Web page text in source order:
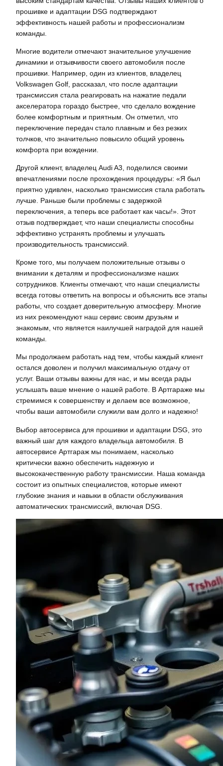
прошивке и адаптации DSG подтверждают
эффективность нашей работы и профессионализм
команды.
Многие водители отмечают значительное улучшение
динамики и отзывчивости своего автомобиля после
прошивки. Например, один из клиентов, владелец
Volkswagen Golf, рассказал, что после адаптации
трансмиссия стала реагировать на нажатие педали
акселератора гораздо быстрее, что сделало вождение
более комфортным и приятным. Он отметил, что
переключение передач стало плавным и без резких
толчков, что значительно повысило общий уровень
комфорта при вождении.
Другой клиент, владелец Audi A3, поделился своими
впечатлениями после прохождения процедуры: «Я был
приятно удивлен, насколько трансмиссия стала работать
лучше. Раньше были проблемы с задержкой
переключения, а теперь все работает как часы!». Этот
отзыв подтверждает, что наши специалисты способны
эффективно устранять проблемы и улучшать
производительность трансмиссий.
Кроме того, мы получаем положительные отзывы о
внимании к деталям и профессионализме наших
сотрудников. Клиенты отмечают, что наши специалисты
всегда готовы ответить на вопросы и объяснить все этапы
работы, что создает доверительную атмосферу. Многие
из них рекомендуют наш сервис своим друзьям и
знакомым, что является наилучшей наградой для нашей
команды.
Мы продолжаем работать над тем, чтобы каждый клиент
остался доволен и получил максимальную отдачу от
услуг. Ваши отзывы важны для нас, и мы всегда рады
услышать ваше мнение о нашей работе. В Артгараже мы
стремимся к совершенству и делаем все возможное,
чтобы ваши автомобили служили вам долго и надежно!
Выбор автосервиса для прошивки и адаптации DSG, это
важный шаг для каждого владельца автомобиля. В
автосервисе Артгараж мы понимаем, насколько
критически важно обеспечить надежную и
высококачественную работу трансмиссии. Наша команда
состоит из опытных специалистов, которые имеют
глубокие знания и навыки в области обслуживания
автоматических трансмиссий, включая DSG.